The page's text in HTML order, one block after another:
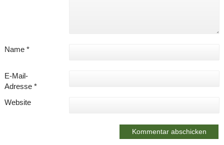
Name *
E-Mail-
Adresse *
Website